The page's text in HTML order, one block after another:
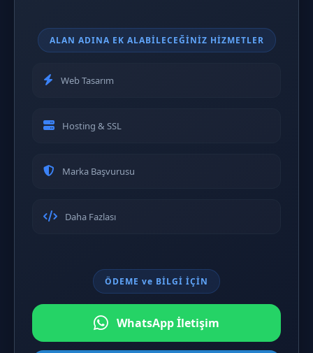
ALAN ADINA EK ALABİLECEĞİNİZ HİZMETLER
Web Tasarım
Hosting & SSL
Marka Başvurusu
Daha Fazlası
ÖDEME ve BİLGİ İÇİN
WhatsApp İletişim